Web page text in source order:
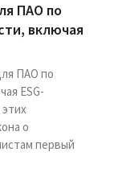
ПАО по
включая
ПАО по
ESG-
о
первый